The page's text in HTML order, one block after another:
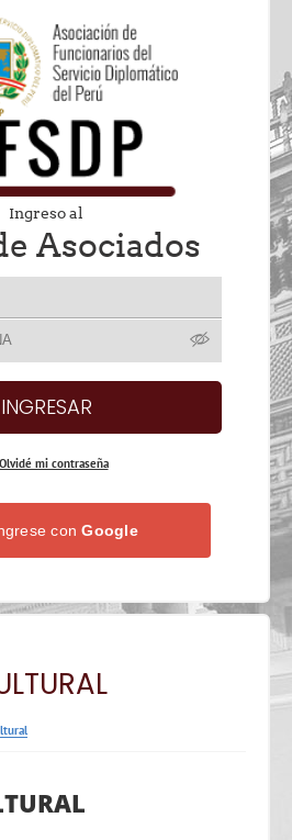
Ingreso al
Asociados
Olvidé mi contraseña
conGoogle